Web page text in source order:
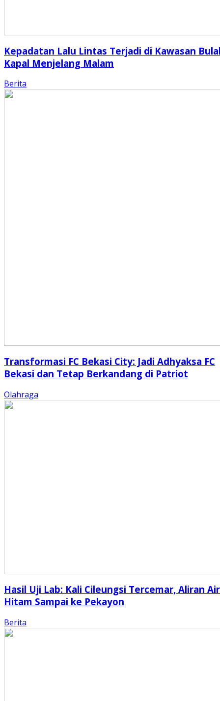
Kepadatan Lalu Lintas Terjadi di Kawasan
Kapal Menjelang Malam
Berita
Transformasi FC Bekasi City: Jadi Adhyaksa FC
Bekasi dan Tetap Berkandang di Patriot
Olahraga
Hasil Uji Lab: Kali Cileungsi Tercemar, Aliran Air
Hitam Sampai ke Pekayon
Berita